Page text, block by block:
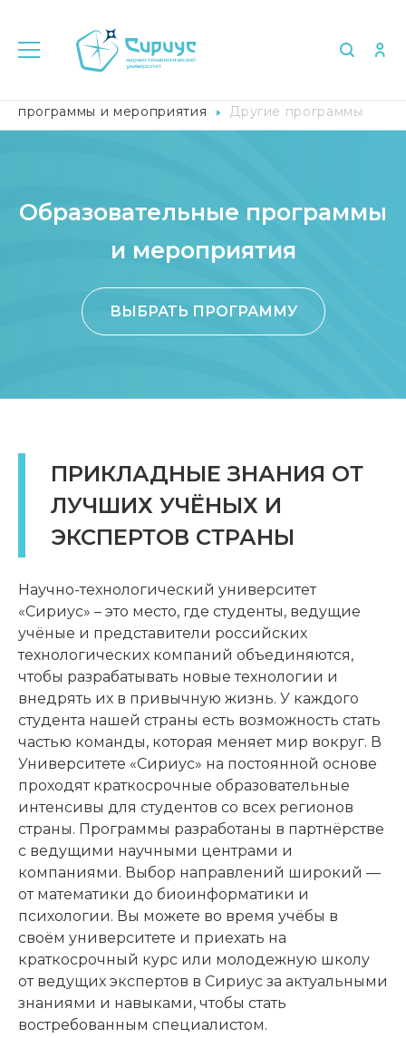
программы и мероприятия
Другие программы
Образовательные программы
и мероприятия
ВЫБРАТЬ ПРОГРАММУ
ПРИКЛАДНЫЕ ЗНАНИЯ ОТ
ЛУЧШИХ УЧЁНЫХ И
ЭКСПЕРТОВ СТРАНЫ
Научно-технологический университет
«Сириус» – это место, где студенты, ведущие
учёные и представители российских
технологических компаний объединяются,
чтобы разрабатывать новые технологии и
внедрять их в привычную жизнь. У каждого
студента нашей страны есть возможность стать
частью команды, которая меняет мир вокруг. В
Университете «Сириус» на постоянной основе
проходят краткосрочные образовательные
интенсивы для студентов со всех регионов
страны. Программы разработаны в партнёрстве
с ведущими научными центрами и
компаниями. Выбор направлений широкий —
от математики до биоинформатики и
психологии. Вы можете во время учёбы в
своём университете и приехать на
краткосрочный курс или молодежную школу
от ведущих экспертов в Сириус за актуальными
знаниями и навыками, чтобы стать
востребованным специалистом.